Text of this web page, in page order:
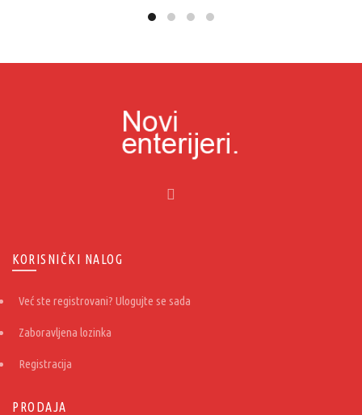
KORISNIČKI NALOG
Već ste registrovani? Ulogujte se sada
Zaboravljena lozinka
Registracija
PRODAJA